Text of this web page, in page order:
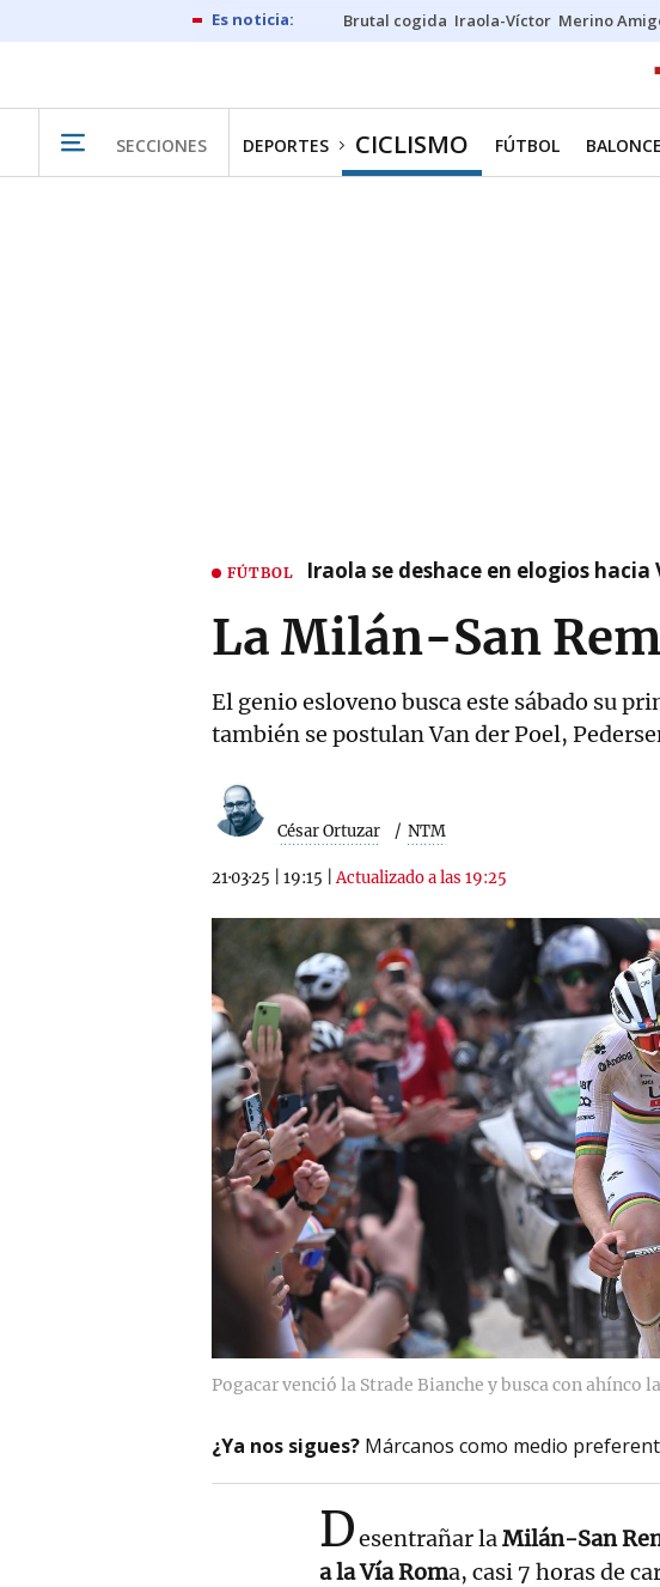
Brutal cogida Iraola-Víctor Merino
SECCIONES DEPORTES CICLISMO FÚTBOL
FÚTBOL Iraola se deshace en elogios
La Milán-San
El genio esloveno busca este sábado su
también se postulan Van der Poel,
César Ortuzar NTM
21·03·25 19:15 |Actualizado a las 19:25
Pogacar venció la Strade Bianche y busca con ahínco
¿Ya nos sigues? Márcanos como medio
Desentrañar laMilán-San
a la Vía Roma, casi 7 horas de